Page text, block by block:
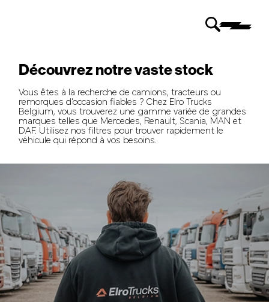
Découvrez notre vaste stock
Vous êtes à la recherche de camions, tracteurs ou
remorques d'occasion fiables ? Chez Elro Trucks
Belgium, vous trouverez une gamme variée de grandes
marques telles que Mercedes, Renault, Scania, MAN et
DAF. Utilisez nos filtres pour trouver rapidement le
véhicule qui répond à vos besoins.